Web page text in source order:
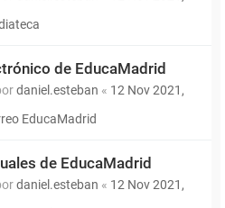
de EducaMadrid
daniel.esteban « 12 Nov 2021,
EducaMadrid
de EducaMadrid
daniel.esteban « 12 Nov 2021,